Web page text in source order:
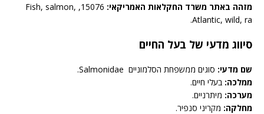
מזהה באתר משרד החקלאות האמריקאי:
15076, Fish, salmon,
Atlantic, wild, ra.
סיווג מדעי של בעל החיים
שם מדעי: סוגים ממשפחת הסלמוניים Salmonidae.
ממלכה: בעלי חיים.
מערכה: מיתרניים.
מחלקה: מקריני סנפיר.